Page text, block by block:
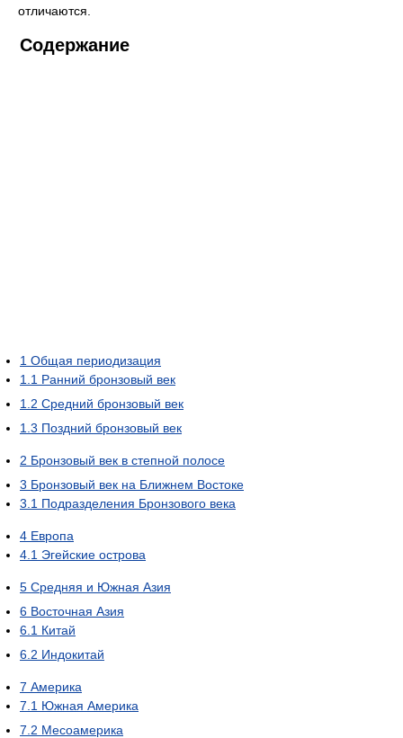
отличаются.
Содержание
1 Общая периодизация
1.1 Ранний бронзовый век
1.2 Средний бронзовый век
1.3 Поздний бронзовый век
2 Бронзовый век в степной полосе
3 Бронзовый век на Ближнем Востоке
3.1 Подразделения Бронзового века
4 Европа
4.1 Эгейские острова
5 Средняя и Южная Азия
6 Восточная Азия
6.1 Китай
6.2 Индокитай
7 Америка
7.1 Южная Америка
7.2 Месоамерика